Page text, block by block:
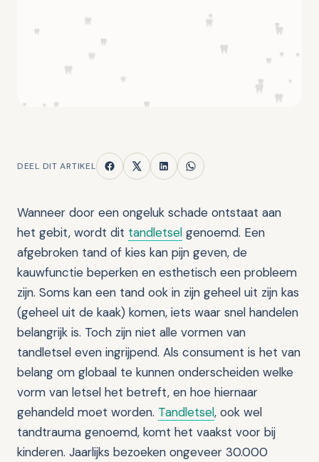
DEEL DIT ARTIKEL
Wanneer door een ongeluk schade ontstaat aan
het gebit, wordt dit tandletsel genoemd. Een
afgebroken tand of kies kan pijn geven, de
kauwfunctie beperken en esthetisch een probleem
zijn. Soms kan een tand ook in zijn geheel uit zijn kas
(geheel uit de kaak) komen, iets waar snel handelen
belangrijk is. Toch zijn niet alle vormen van
tandletsel even ingrijpend. Als consument is het van
belang om globaal te kunnen onderscheiden welke
vorm van letsel het betreft, en hoe hiernaar
gehandeld moet worden. Tandletsel, ook wel
tandtrauma genoemd, komt het vaakst voor bij
kinderen. Jaarlijks bezoeken ongeveer 30.000